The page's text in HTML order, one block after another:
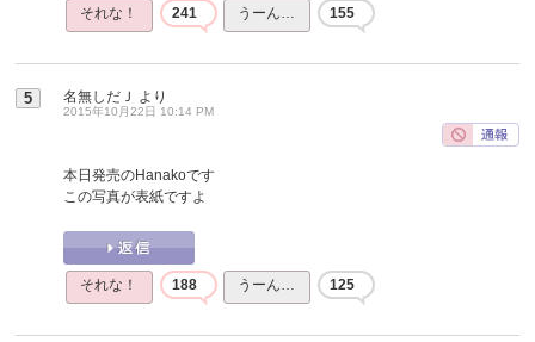
それな！ 241 うーん… 155
5 名無しだＪ より
2015年10月22日 10:14 PM
本日発売のHanakoです
この写真が表紙ですよ
それな！ 188 うーん… 125